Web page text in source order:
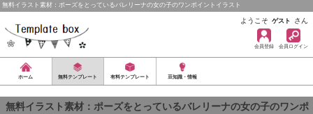
無料イラスト素材：ポーズをとっているバレリーナの女の子のワンポイントイラスト
ようこそ ゲスト さん
会員登録 会員ログイン
ホーム 無料テンプレート 有料テンプレート 豆知識・情報
無料イラスト素材：ポーズをとっているバレリーナの女の子のワンポ